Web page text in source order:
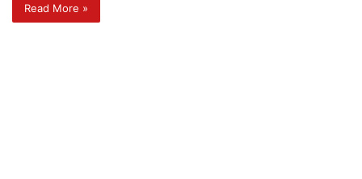
Read More »